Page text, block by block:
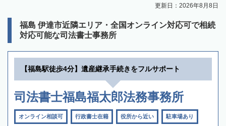
更新日：2026年8月8日
福島 伊達市近隣エリア・全国オンライン対応可で相続
対応可能な司法書士事務所
【福島駅徒歩4分】遺産継承手続きをフルサポート
司法書士福島福太郎法務事務所
オンライン相談可 行政書士在籍 役所から近い 駐車場あり